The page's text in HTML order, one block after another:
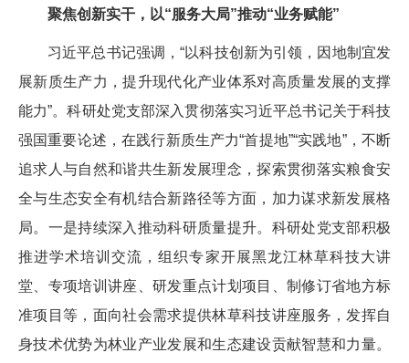
聚焦创新实干，以“服务大局”推动“业务赋能”
习近平总书记强调，“以科技创新为引领，因地制宜发
展新质生产力，提升现代化产业体系对高质量发展的支撑
能力”。科研处党支部深入贯彻落实习近平总书记关于科技
强国重要论述，在践行新质生产力“首提地”“实践地”，不断
追求人与自然和谐共生新发展理念，探索贯彻落实粮食安
全与生态安全有机结合新路径等方面，加力谋求新发展格
局。一是持续深入推动科研质量提升。科研处党支部积极
推进学术培训交流，组织专家开展黑龙江林草科技大讲
堂、专项培训讲座、研发重点计划项目、制修订省地方标
准项目等，面向社会需求提供林草科技讲座服务，发挥自
身技术优势为林业产业发展和生态建设贡献智慧和力量。